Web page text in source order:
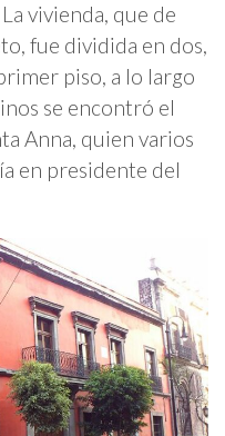
vivienda, que de
fue dividida en dos,
piso, a lo largo
se encontró el
Anna, quien varios
en presidente del